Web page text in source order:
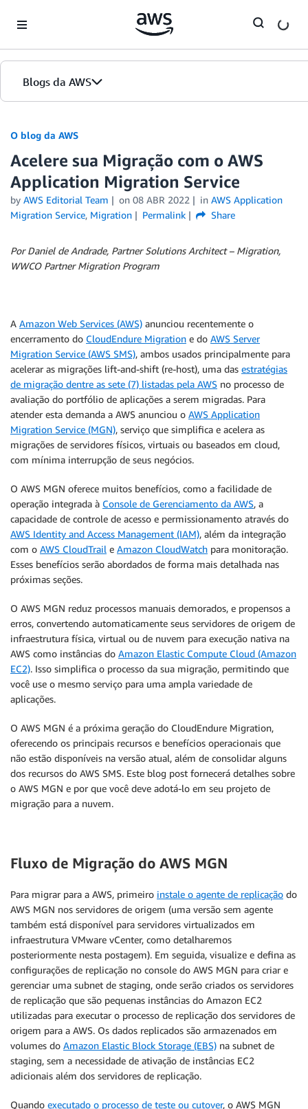
Blogs da AWS
Página inicial
Edições
O blog da AWS
Acelere sua Migração com o AWS
Application Migration Service
by AWS Editorial Team on 08 ABR 2022 in AWS Application
Migration Service, Migration Permalink Share
Por Daniel de Andrade, Partner Solutions Architect – Migration,
WWCO Partner Migration Program
A Amazon Web Services (AWS) anunciou recentemente o
encerramento do CloudEndure Migration e do AWS Server
Migration Service (AWS SMS), ambos usados principalmente para
acelerar as migrações lift-and-shift (re-host), uma das estratégias
de migração dentre as sete (7) listadas pela AWS no processo de
avaliação do portfólio de aplicações a serem migradas. Para
atender esta demanda a AWS anunciou o AWS Application
Migration Service (MGN), serviço que simplifica e acelera as
migrações de servidores físicos, virtuais ou baseados em cloud,
com mínima interrupção de seus negócios.
O AWS MGN oferece muitos benefícios, como a facilidade de
operação integrada à Console de Gerenciamento da AWS, a
capacidade de controle de acesso e permissionamento através do
AWS Identity and Access Management (IAM), além da integração
com o AWS CloudTrail e Amazon CloudWatch para monitoração.
Esses benefícios serão abordados de forma mais detalhada nas
próximas seções.
O AWS MGN reduz processos manuais demorados, e propensos a
erros, convertendo automaticamente seus servidores de origem de
infraestrutura física, virtual ou de nuvem para execução nativa na
AWS como instâncias do Amazon Elastic Compute Cloud (Amazon
EC2). Isso simplifica o processo da sua migração, permitindo que
você use o mesmo serviço para uma ampla variedade de
aplicações.
O AWS MGN é a próxima geração do CloudEndure Migration,
oferecendo os principais recursos e benefícios operacionais que
não estão disponíveis na versão atual, além de consolidar alguns
dos recursos do AWS SMS. Este blog post fornecerá detalhes sobre
o AWS MGN e por que você deve adotá-lo em seu projeto de
migração para a nuvem.
Fluxo de Migração do AWS MGN
Para migrar para a AWS, primeiro instale o agente de replicação do
AWS MGN nos servidores de origem (uma versão sem agente
também está disponível para servidores virtualizados em
infraestrutura VMware vCenter, como detalharemos
posteriormente nesta postagem). Em seguida, visualize e defina as
configurações de replicação no console do AWS MGN para criar e
gerenciar uma subnet de staging, onde serão criados os servidores
de replicação que são pequenas instâncias do Amazon EC2
utilizadas para executar o processo de replicação dos servidores de
origem para a AWS. Os dados replicados são armazenados em
volumes do Amazon Elastic Block Storage (EBS) na subnet de
staging, sem a necessidade de ativação de instâncias EC2
adicionais além dos servidores de replicação.
Quando executado o processo de teste ou cutover, o AWS MGN